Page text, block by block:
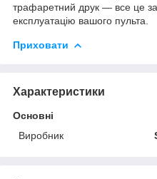
трафаретний друк — все це
експлуатацію вашого пульта.
Приховати
Характеристики
Основні
Виробник